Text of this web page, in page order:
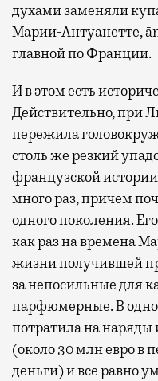
духами заменяли
Марии-Антуанетте,
главной по Франции.
И в этом есть
Действительно, при
пережила
столь же резкий
французской
много раз, причем
одного поколения.
как раз на времена
жизни получившей
за непосильные для
парфюмерные. В
потратила на наряды
(около 30 млн евро в
деньги) и все равно